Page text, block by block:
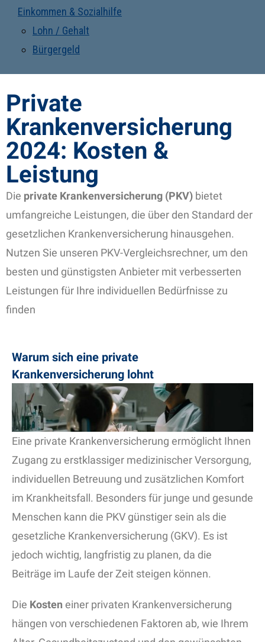
Einkommen & Sozialhilfe
Lohn / Gehalt
Bürgergeld
Private
Krankenversicherung
2024: Kosten &
Leistung
Die private Krankenversicherung (PKV) bietet
umfangreiche Leistungen, die über den Standard der
gesetzlichen Krankenversicherung hinausgehen.
Nutzen Sie unseren PKV-Vergleichsrechner, um den
besten und günstigsten Anbieter mit verbesserten
Leistungen für Ihre individuellen Bedürfnisse zu
finden
Warum sich eine private
Krankenversicherung lohnt
Eine private Krankenversicherung ermöglicht Ihnen
Zugang zu erstklassiger medizinischer Versorgung,
individuellen Betreuung und zusätzlichen Komfort
im Krankheitsfall. Besonders für junge und gesunde
Menschen kann die PKV günstiger sein als die
gesetzliche Krankenversicherung (GKV). Es ist
jedoch wichtig, langfristig zu planen, da die
Beiträge im Laufe der Zeit steigen können.
Die Kosten einer privaten Krankenversicherung
hängen von verschiedenen Faktoren ab, wie Ihrem